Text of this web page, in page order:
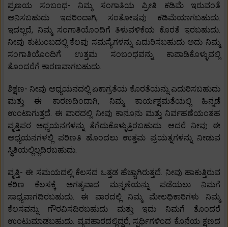
ಪ್ರಣಯ ಸಂಬಂಧ- ನಿಮ್ಮ ಸಂಗಾತಿಯ ಪ್ರೀತಿ ಕಡಿಮೆ ಇರುವಂತೆ
ಅನಿಸಬಹುದು ಇದರಿಂದಾಗಿ, ಸಂತೋಷವು ಕಡಿಮೆಯಾಗಬಹುದು.
ಇದಲ್ಲದೆ, ನಿಮ್ಮ ಸಂಗಾತಿಯೊಂದಿಗೆ ತಿಳುವಳಿಕೆಯ ಕೊರತೆ ಇರಬಹುದು.
ನೀವು ಕುಟುಂಬದಲ್ಲಿ ಕೆಲವು ಸಮಸ್ಯೆಗಳನ್ನು ಎದುರಿಸಬಹುದು ಅದು ನಿಮ್ಮ
ಸಂಗಾತಿಯೊಂದಿಗೆ ಉತ್ತಮ ಸಂಬಂಧವನ್ನು ಕಾಪಾಡಿಕೊಳ್ಳುವಲ್ಲಿ
ತೊಂದರೆಗೆ ಕಾರಣವಾಗಬಹುದು.
ಶಿಕ್ಷಣ- ನೀವು ಅಧ್ಯಯನದಲ್ಲಿ ಏಕಾಗ್ರತೆಯ ಕೊರತೆಯನ್ನು ಎದುರಿಸಬಹುದು
ಮತ್ತು ಈ ಕಾರಣದಿಂದಾಗಿ, ನಿಮ್ಮ ಕಾರ್ಯಕ್ಷಮತೆಯಲ್ಲಿ ಹಿನ್ನಡೆ
ಉಂಟಾಗುತ್ತದೆ. ಈ ವಾರದಲ್ಲಿ ನೀವು ಕಾನೂನು ಮತ್ತು ನಿರ್ವಹಣೆಯಂತಹ
ವೃತ್ತಿಪರ ಅಧ್ಯಯನಗಳನ್ನು ತೆಗೆದುಕೊಳ್ಳುತ್ತಿರಬಹುದು. ಆದರೆ ನೀವು ಈ
ಅಧ್ಯಯನಗಳಲ್ಲಿ ಪರಿಣತಿ ಹೊಂದಲು ಉತ್ತಮ ಪ್ರಯತ್ನಗಳನ್ನು ನೀಡುವ
ಸ್ಥಿತಿಯಲ್ಲಿಲ್ಲದಿರಬಹುದು.
ವೃತ್ತಿ- ಈ ಸಮಯದಲ್ಲಿ ಕೆಲಸದ ಒತ್ತಡ ಹೆಚ್ಚಾಗಿರುತ್ತದೆ. ನೀವು ಹಾಕುತ್ತಿರುವ
ಕಠಿಣ ಕೆಲಸಕ್ಕೆ ಅಗತ್ಯವಾದ ಮನ್ನಣೆಯನ್ನು ಪಡೆಯಲು ನಿಮಗೆ
ಸಾಧ್ಯವಾಗದಿರಬಹುದು. ಈ ವಾರದಲ್ಲಿ ನಿಮ್ಮ ಮೇಲಧಿಕಾರಿಗಳು ನಿಮ್ಮ
ಕೆಲಸವನ್ನು ಗೌರವಿಸದಿರಬಹುದು ಮತ್ತು ಇದು ನಿಮಗೆ ತೊಂದರೆ
ಉಂಟುಮಾಡಬಹುದು. ವ್ಯವಹಾರದಲ್ಲಿದ್ದರೆ, ಸ್ಪರ್ಧಿಗಳಿಂದ ಕೊನೆಯ ಕ್ಷಣದ